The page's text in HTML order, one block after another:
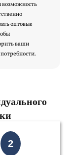
возможность
оптовые
ваши
2